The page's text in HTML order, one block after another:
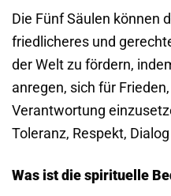
Die Fünf Säulen können
friedlicheres und
der Welt zu fördern,
anregen, sich für
Verantwortung
Toleranz, Respekt,
Was ist die spirituelle